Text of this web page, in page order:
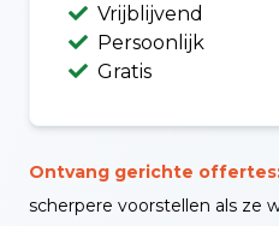
Vrijblijvend
Persoonlijk
Gratis
Ontvang gerichte
scherpere voorstellen als ze